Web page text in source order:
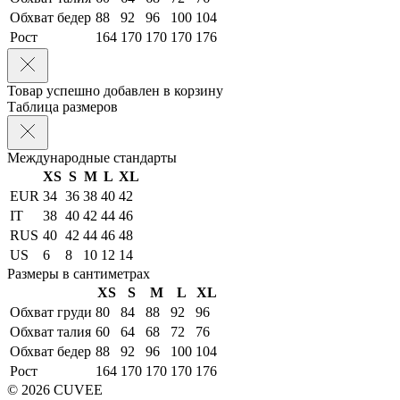
Обхват бедер 88 92 96 100 104
Рост
164 170 170 170 176
Товар успешно добавлен в корзину
Таблица размеров
Международные стандарты
XS S M L XL
EUR 34 36 38 40 42
IT
38 40 42 44 46
RUS 40 42 44 46 48
US
6 8 10 12 14
Размеры в сантиметрах
XS
S M L
XL
Обхват груди 80 84 88 92
96
Обхват талия 60 64 68 72
76
Обхват бедер 88 92 96 100 104
Рост
164 170 170 170 176
© 2026 CUVEE